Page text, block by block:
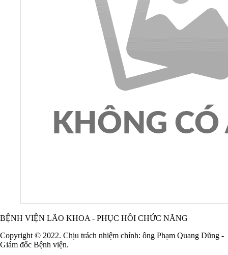
BỆNH VIỆN LÃO KHOA - PHỤC HỒI CHỨC NĂNG
Copyright © 2022. Chịu trách nhiệm chính: ông Phạm Quang Dũng -
Giám đốc Bệnh viện.